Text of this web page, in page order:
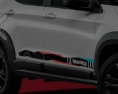
Anterior